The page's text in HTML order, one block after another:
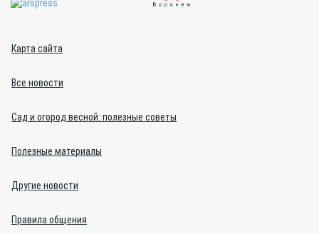
Карта сайта
Все новости
Сад и огород весной: полезные советы
Полезные материалы
Другие новости
Правила общения